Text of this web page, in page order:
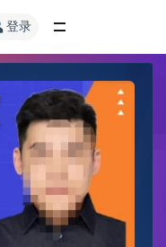
登录